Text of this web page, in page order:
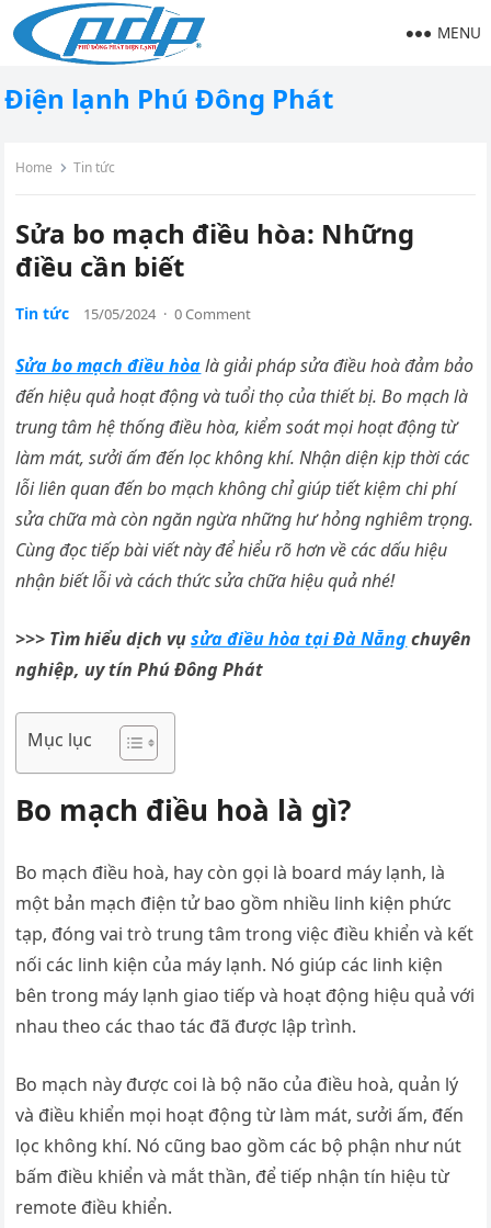
Điện lạnh Phú Đông Phát
MENU
Home Tin tức
Sửa bo mạch điều hòa: Những
điều cần biết
Tin tức 15/05/2024 · 0 Comment
Sửa bo mạch điều hòalà giải pháp sửa điều hoà đảm bảo
đến hiệu quả hoạt động và tuổi thọ của thiết bị. Bo mạch là
trung tâm hệ thống điều hòa, kiểm soát mọi hoạt động từ
làm mát, sưởi ấm đến lọc không khí. Nhận diện kịp thời các
lỗi liên quan đến bo mạch không chỉ giúp tiết kiệm chi phí
sửa chữa mà còn ngăn ngừa những hư hỏng nghiêm trọng.
Cùng đọc tiếp bài viết này để hiểu rõ hơn về các dấu hiệu
nhận biết lỗi và cách thức sửa chữa hiệu quả nhé!
>>> Tìm hiểu dịch vụsửa điều hòa tại Đà Nẵngchuyên
nghiệp, uy tín Phú Đông Phát
Mục lục
Bo mạch điều hoà là gì?
Bo mạch điều hoà, hay còn gọi là board máy lạnh, là
một bản mạch điện tử bao gồm nhiều linh kiện phức
tạp, đóng vai trò trung tâm trong việc điều khiển và kết
nối các linh kiện của máy lạnh. Nó giúp các linh kiện
bên trong máy lạnh giao tiếp và hoạt động hiệu quả với
nhau theo các thao tác đã được lập trình.
Bo mạch này được coi là bộ não của điều hoà, quản lý
và điều khiển mọi hoạt động từ làm mát, sưởi ấm, đến
lọc không khí. Nó cũng bao gồm các bộ phận như nút
bấm điều khiển và mắt thần, để tiếp nhận tín hiệu từ
remote điều khiển.